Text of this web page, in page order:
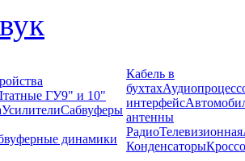
ГУ9" и 10"
УсилителиСабвуферы
динамики
Кабель в
бухтах
интерфейс
антенны
РадиоТелевизионная
Конденсаторы